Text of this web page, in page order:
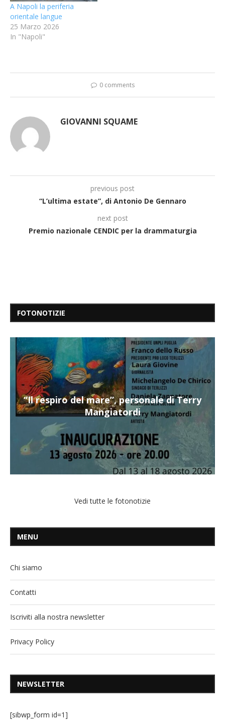
A Napoli la periferia
orientale langue
25 Marzo 2026
In "Napoli"
0 comments
GIOVANNI SQUAME
previous post
“L’ultima estate”, di Antonio De Gennaro
next post
Premio nazionale CENDIC per la drammaturgia
FOTONOTIZIE
“Il respiro del mare”, personale di Terry
Mangiatordi
Vedi tutte le fotonotizie
MENU
Chi siamo
Contatti
Iscriviti alla nostra newsletter
Privacy Policy
NEWSLETTER
[sibwp_form id=1]